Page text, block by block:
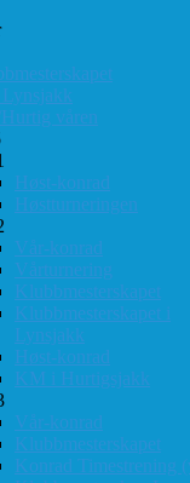
våren
Høst-konrad
Høstturneringen
Vår-konrad
Vårturnering
Klubbmesterskapet
Klubbmesterskapet i
Lynsjakk
Høst-konrad
KM i Hurtigsjakk
Vår-konrad
Klubbmesterskapet
Konrad Timestrening